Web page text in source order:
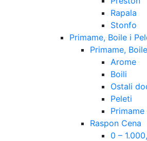
Rapala
Stonfo
Primame, Boile i
Primame,
Arome
Boili
Ostali
Peleti
Primame
Raspon Cena
0 –